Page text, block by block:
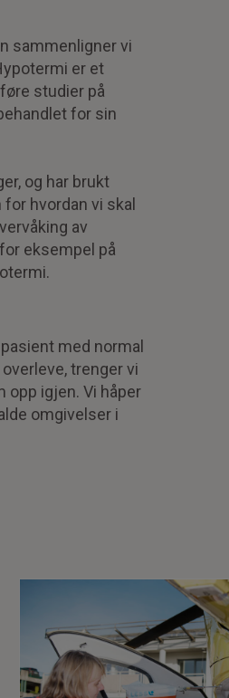
sammenligner vi
er et
studier på
for sin
og har brukt
hvordan vi skal
av
eksempel på
med normal
trenger vi
opp igjen. Vi håper
omgivelser i